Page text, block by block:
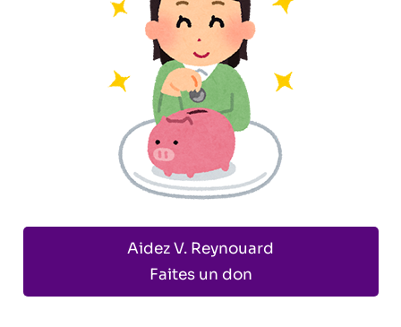
Aidez V. Reynouard
Faites un don